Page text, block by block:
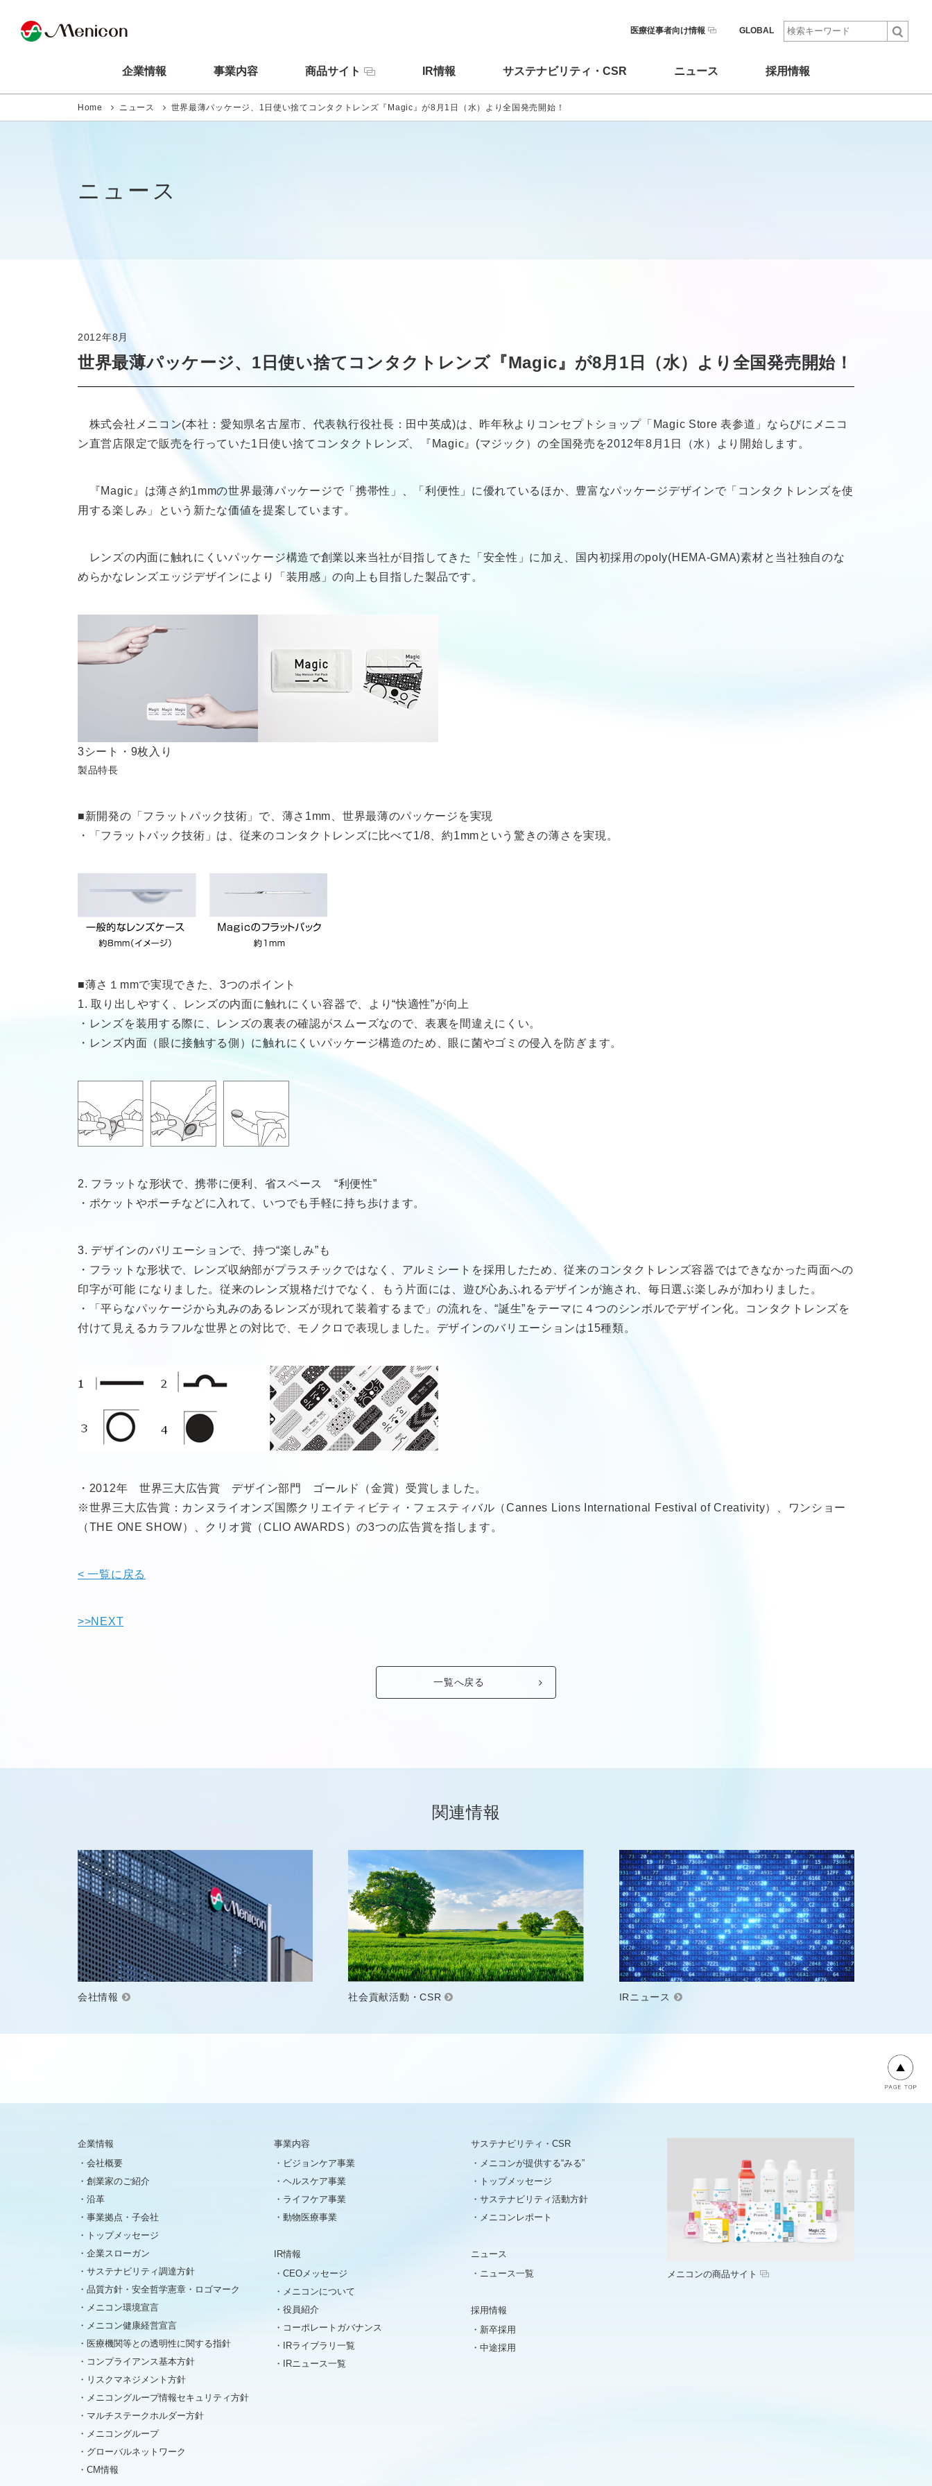
企業情報 事業内容 商品サイト IR情報 サステナビリティ・CSR ニュース 採用情報
医療従事者向け情報 GLOBAL
Home ニュース 世界最薄パッケージ、1日使い捨てコンタクトレンズ『Magic』が8月1日（水）より全国発売開始！
ニュース
2012年8月
世界最薄パッケージ、1日使い捨てコンタクトレンズ『Magic』が8月1日（水）より全国発売開始！
株式会社メニコン(本社：愛知県名古屋市、代表執行役社長：田中英成)は、昨年秋よりコンセプトショップ「Magic Store 表参道」ならびにメニコ
ン直営店限定で販売を行っていた1日使い捨てコンタクトレンズ、『Magic』(マジック）の全国発売を2012年8月1日（水）より開始します。
『Magic』は薄さ約1mmの世界最薄パッケージで「携帯性」、「利便性」に優れているほか、豊富なパッケージデザインで「コンタクトレンズを使
用する楽しみ」という新たな価値を提案しています。
レンズの内面に触れにくいパッケージ構造で創業以来当社が目指してきた「安全性」に加え、国内初採用のpoly(HEMA-GMA)素材と当社独自のな
めらかなレンズエッジデザインにより「装用感」の向上も目指した製品です。
3シート・9枚入り
製品特長
■新開発の「フラットパック技術」で、薄さ1mm、世界最薄のパッケージを実現
・「フラットパック技術」は、従来のコンタクトレンズに比べて1/8、約1mmという驚きの薄さを実現。
■薄さ１mmで実現できた、3つのポイント
1. 取り出しやすく、レンズの内面に触れにくい容器で、より“快適性”が向上
・レンズを装用する際に、レンズの裏表の確認がスムーズなので、表裏を間違えにくい。
・レンズ内面（眼に接触する側）に触れにくいパッケージ構造のため、眼に菌やゴミの侵入を防ぎます。
2. フラットな形状で、携帯に便利、省スペース “利便性”
・ポケットやポーチなどに入れて、いつでも手軽に持ち歩けます。
3. デザインのバリエーションで、持つ“楽しみ”も
・フラットな形状で、レンズ収納部がプラスチックではなく、アルミシートを採用したため、従来のコンタクトレンズ容器ではできなかった両面への
印字が可能 になりました。従来のレンズ規格だけでなく、もう片面には、遊び心あふれるデザインが施され、毎日選ぶ楽しみが加わりました。
・「平らなパッケージから丸みのあるレンズが現れて装着するまで」の流れを、“誕生”をテーマに４つのシンボルでデザイン化。コンタクトレンズを
付けて見えるカラフルな世界との対比で、モノクロで表現しました。デザインのバリエーションは15種類。
・2012年 世界三大広告賞 デザイン部門 ゴールド（金賞）受賞しました。
※世界三大広告賞：カンヌライオンズ国際クリエイティビティ・フェスティバル（Cannes Lions International Festival of Creativity）、ワンショー
（THE ONE SHOW）、クリオ賞（CLIO AWARDS）の3つの広告賞を指します。
< 一覧に戻る
>>NEXT
一覧へ戻る
関連情報
会社情報 社会貢献活動・CSR IRニュース
企業情報
会社概要
創業家のご紹介
沿革
事業拠点・子会社
トップメッセージ
企業スローガン
サステナビリティ調達方針
品質方針・安全哲学憲章・ロゴマーク
メニコン環境宣言
メニコン健康経営宣言
医療機関等との透明性に関する指針
コンプライアンス基本方針
リスクマネジメント方針
メニコングループ情報セキュリティ方針
マルチステークホルダー方針
メニコングループ
グローバルネットワーク
CM情報
事業内容
ビジョンケア事業
ヘルスケア事業
ライフケア事業
動物医療事業
IR情報
CEOメッセージ
メニコンについて
役員紹介
コーポレートガバナンス
IRライブラリ一覧
IRニュース一覧
サステナビリティ・CSR
メニコンが提供する“みる”
トップメッセージ
サステナビリティ活動方針
メニコンレポート
ニュース
ニュース一覧
採用情報
新卒採用
中途採用
メニコンの商品サイト